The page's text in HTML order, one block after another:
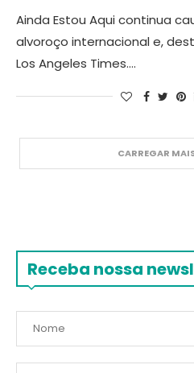
Ainda Estou Aqui continua
alvoroço internacional e,
Los Angeles Times.…
CARREGAR
Receba nossa